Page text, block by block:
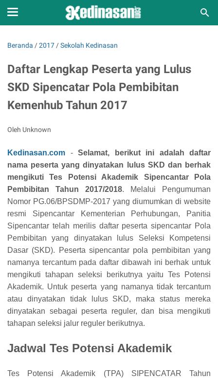
Beranda /2017 /Sekolah Kedinasan
Daftar Lengkap Peserta yang Lulus
SKD Sipencatar Pola Pembibitan
Kemenhub Tahun 2017
Oleh Unknown
Kedinasan.com -Selamat, berikut ini adalah daftar
nama peserta yang dinyatakan lulus SKD dan berhak
mengikuti Tes Potensi Akademik Sipencantar Pola
Pembibitan Tahun 2017/2018. Melalui Pengumuman
Nomor PG.06/BPSDMP-2017 yang diumumkan di website
resmi Sipencantar Kementerian Perhubungan, Panitia
Sipencantar telah merilis daftar peserta sipencantar Pola
Pembibitan yang dinyatakan lulus Seleksi Kompetensi
Dasar (SKD). Peserta sipencantar pola pembibitan yang
namanya tercantum pada daftar dibawah ini berhak untuk
mengikuti tahapan seleksi berikutnya yaitu Tes Potensi
Akademik. Untuk peserta yang namanya tidak tercantum
atau dinyatakan tidak lulus SKD, maka status mereka
dinyatakan sebagai peserta reguler, dan bisa mengikuti
tahapan seleksi jalur reguler berikutnya.
Jadwal Tes Potensi Akademik
Tes Potensi Akademik (TPA) SIPENCATAR Tahun